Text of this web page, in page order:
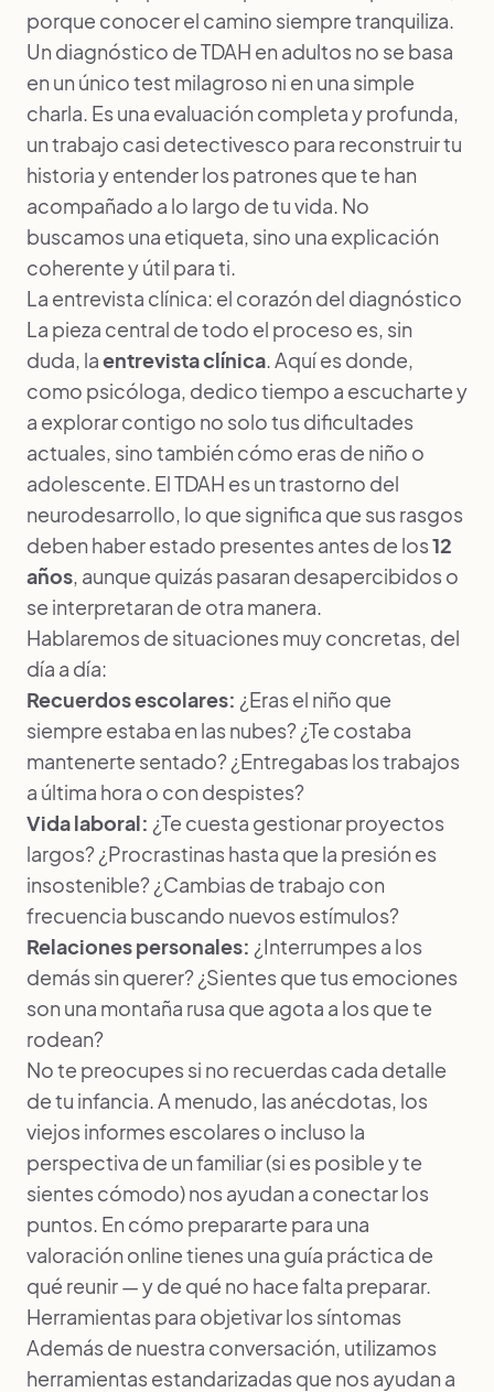
porque conocer el camino siempre tranquiliza.
Un diagnóstico de TDAH en adultos no se basa
en un único test milagroso ni en una simple
charla. Es una evaluación completa y profunda,
un trabajo casi detectivesco para reconstruir tu
historia y entender los patrones que te han
acompañado a lo largo de tu vida. No
buscamos una etiqueta, sino una explicación
coherente y útil para ti.
La entrevista clínica: el corazón del diagnóstico
La pieza central de todo el proceso es, sin
duda, laentrevista clínica. Aquí es donde,
como psicóloga, dedico tiempo a escucharte y
a explorar contigo no solo tus dificultades
actuales, sino también cómo eras de niño o
adolescente. El TDAH es un trastorno del
neurodesarrollo, lo que significa que sus rasgos
deben haber estado presentes antes de los12
años, aunque quizás pasaran desapercibidos o
se interpretaran de otra manera.
Hablaremos de situaciones muy concretas, del
día a día:
Recuerdos escolares: ¿Eras el niño que
siempre estaba en las nubes? ¿Te costaba
mantenerte sentado? ¿Entregabas los trabajos
a última hora o con despistes?
Vida laboral: ¿Te cuesta gestionar proyectos
largos? ¿Procrastinas hasta que la presión es
insostenible? ¿Cambias de trabajo con
frecuencia buscando nuevos estímulos?
Relaciones personales: ¿Interrumpes a los
demás sin querer? ¿Sientes que tus emociones
son una montaña rusa que agota a los que te
rodean?
No te preocupes si no recuerdas cada detalle
de tu infancia. A menudo, las anécdotas, los
viejos informes escolares o incluso la
perspectiva de un familiar (si es posible y te
sientes cómodo) nos ayudan a conectar los
puntos. En cómo prepararte para una
valoración onlinetienes una guía práctica de
qué reunir — y de qué no hace falta preparar.
Herramientas para objetivar los síntomas
Además de nuestra conversación, utilizamos
herramientas estandarizadas que nos ayudan a